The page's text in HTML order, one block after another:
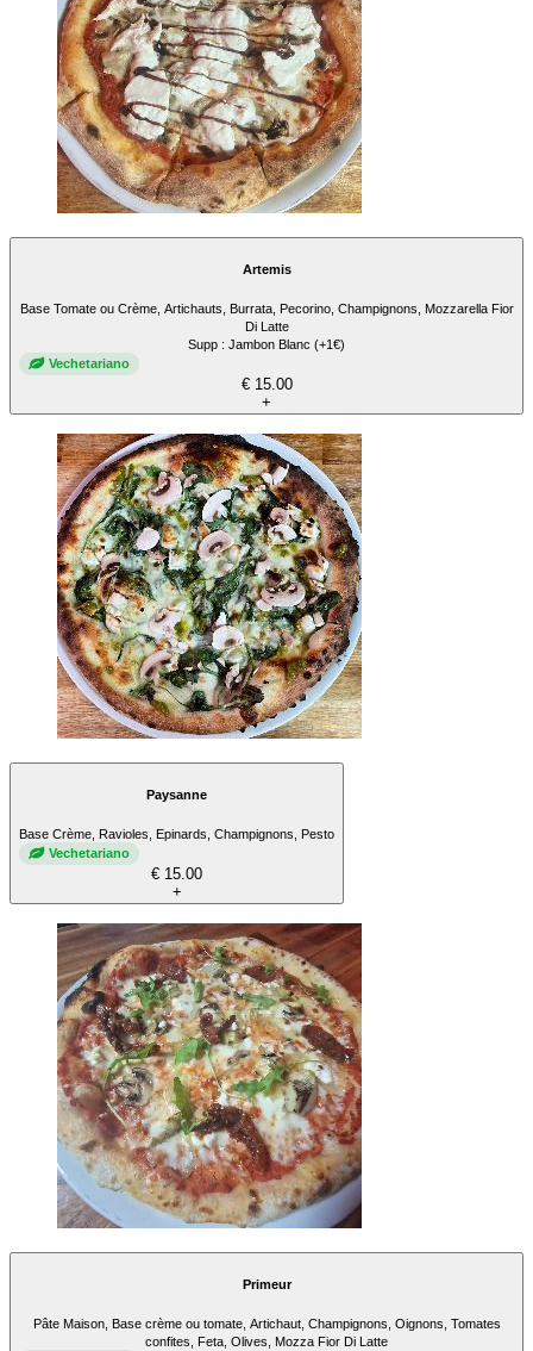
Artemis
Base Tomate ou Crème, Artichauts, Burrata, Pecorino, Champignons, Mozzarella Fior
Di Latte
Supp : Jambon Blanc (+1€)
Vechetariano
€ 15.00
+
Paysanne
Base Crème, Ravioles, Epinards, Champignons, Pesto
Vechetariano
€ 15.00
+
Primeur
Pâte Maison, Base crème ou tomate, Artichaut, Champignons, Oignons, Tomates
confites, Feta, Olives, Mozza Fior Di Latte